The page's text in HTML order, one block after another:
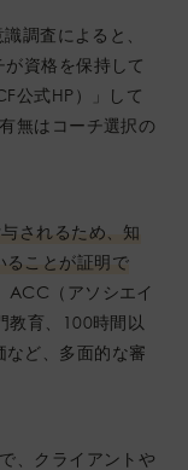
調査によると、
資格を保持して
公式HP）」して
無はコーチ選択の
されるため、知
ることが証明で
ACC（アソシエイ
教育、100時間以
など、多面的な審
、クライアントや